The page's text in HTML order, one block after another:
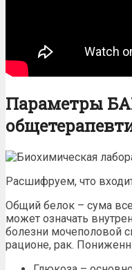
Параметры
Расшифруем, что
Общий белок – сума
может означать
болезни мочеполовой
рационе, рак.